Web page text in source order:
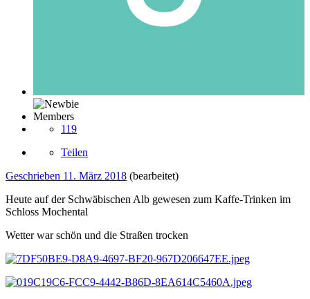
Members
119
Teilen
Geschrieben 11. März 2018 (bearbeitet)
Heute auf der Schwäbischen Alb gewesen zum Kaffe-Trinken im
Schloss Mochental
Wetter war schön und die Straßen trocken